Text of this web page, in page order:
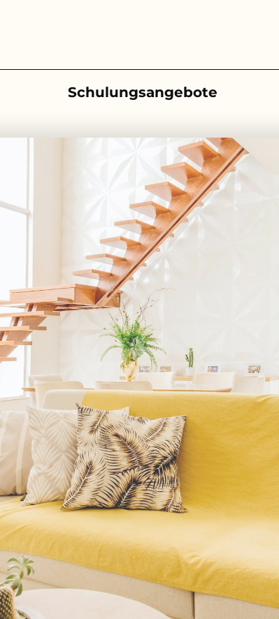
Schulungsangebote